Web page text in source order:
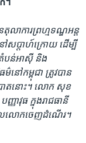
តុលាការ​ព្រហ្មទណ្ឌ​អន្ត
ៅ​សប្តាហ៍​ក្រោយ ដើម្បី​
តំបន់​អាស៊ី និង​
នៅ​កម្ពុជា ត្រូវ​បាន​
បាត​នោះ។ លោក សុខ
ាវុធ ក្នុង​រាជធានី​
ែល​លោក​ចេញ​ដំណើរ។